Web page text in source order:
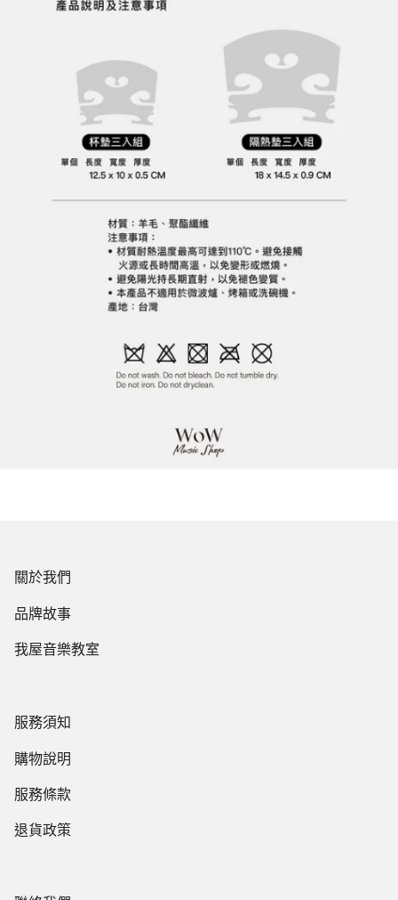
關於我們
品牌故事
我屋音樂教室
服務須知
購物說明
服務條款
退貨政策